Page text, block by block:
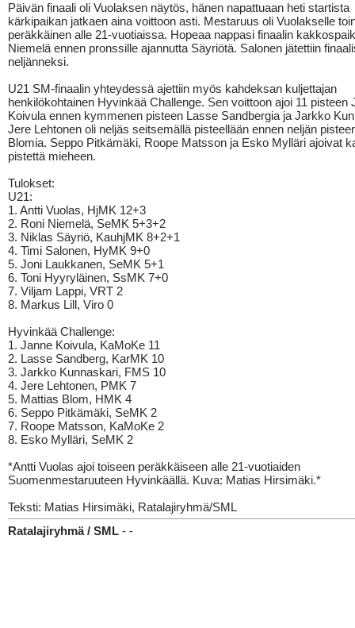
Päivän finaali oli Vuolaksen näytös, hänen napattuaan heti startista
kärkipaikan jatkaen aina voittoon asti. Mestaruus oli Vuolakselle
peräkkäinen alle 21-vuotiaissa. Hopeaa nappasi finaalin
Niemelä ennen pronssille ajannutta Säyriötä. Salonen jätettiin
neljänneksi.
U21 SM-finaalin yhteydessä ajettiin myös kahdeksan kuljettajan
henkilökohtainen Hyvinkää Challenge. Sen voittoon ajoi 11 pisteen
Koivula ennen kymmenen pisteen Lasse Sandbergia ja Jarkko
Jere Lehtonen oli neljäs seitsemällä pisteellään ennen neljän
Blomia. Seppo Pitkämäki, Roope Matsson ja Esko Mylläri ajoivat
pistettä mieheen.
Tulokset:
U21:
1. Antti Vuolas, HjMK 12+3
2. Roni Niemelä, SeMK 5+3+2
3. Niklas Säyriö, KauhjMK 8+2+1
4. Timi Salonen, HyMK 9+0
5. Joni Laukkanen, SeMK 5+1
6. Toni Hyyryläinen, SsMK 7+0
7. Viljam Lappi, VRT 2
8. Markus Lill, Viro 0
Hyvinkää Challenge:
1. Janne Koivula, KaMoKe 11
2. Lasse Sandberg, KarMK 10
3. Jarkko Kunnaskari, FMS 10
4. Jere Lehtonen, PMK 7
5. Mattias Blom, HMK 4
6. Seppo Pitkämäki, SeMK 2
7. Roope Matsson, KaMoKe 2
8. Esko Mylläri, SeMK 2
*Antti Vuolas ajoi toiseen peräkkäiseen alle 21-vuotiaiden
Suomenmestaruuteen Hyvinkäällä. Kuva: Matias Hirsimäki.*
Teksti: Matias Hirsimäki, Ratalajiryhmä/SML
Ratalajiryhmä / SML - -